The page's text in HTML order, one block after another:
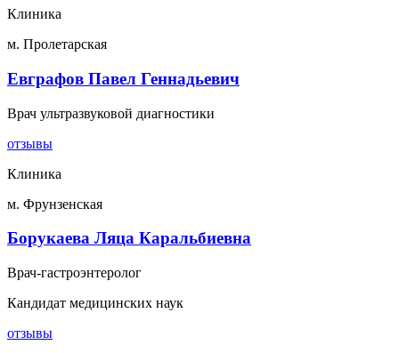
Клиника
м. Пролетарская
Евграфов Павел Геннадьевич
Врач ультразвуковой диагностики
отзывы
Клиника
м. Фрунзенская
Борукаева Ляца Каральбиевна
Врач-гастроэнтеролог
Кандидат медицинских наук
отзывы